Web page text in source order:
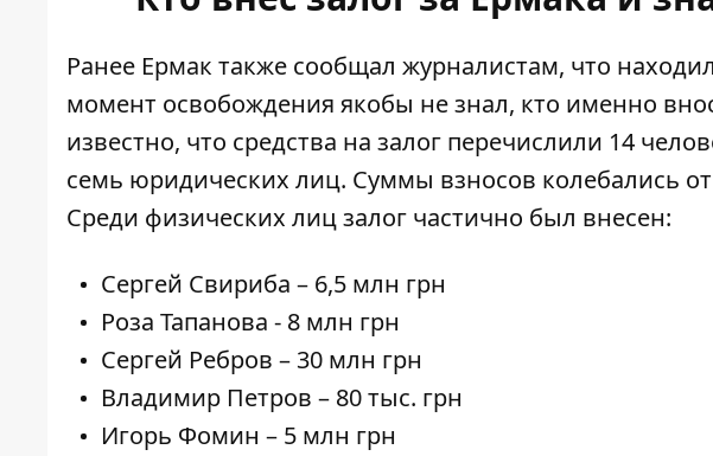
Ранее Ермак также сообщал журналистам, что
момент освобождения якобы не знал, кто именно
известно, что средства на залог перечислили 14
семь юридических лиц. Суммы взносов колебались
Среди физических лиц залог частично был внесен:
Сергей Свириба – 6,5 млн грн
Роза Тапанова - 8 млн грн
Сергей Ребров – 30 млн грн
Владимир Петров – 80 тыс. грн
Игорь Фомин – 5 млн грн